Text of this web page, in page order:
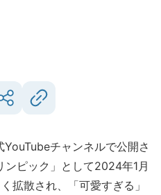
チャンネルで公開さ
ピック」として2024年1月
拡散され、「可愛すぎる」